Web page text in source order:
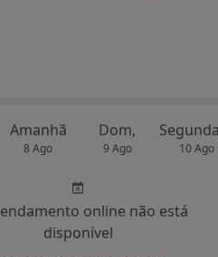
Amanhã
8 Ago
Dom,
9 Ago 10 Ago
online não está
disponível